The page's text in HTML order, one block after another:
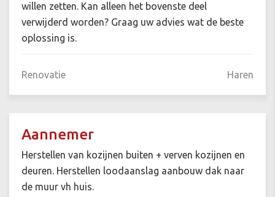
willen zetten. Kan alleen het bovenste deel
verwijderd worden? Graag uw advies wat de beste
oplossing is.
Renovatie Haren
Aannemer
Herstellen van kozijnen buiten + verven kozijnen en
deuren. Herstellen loodaanslag aanbouw dak naar
de muur vh huis.